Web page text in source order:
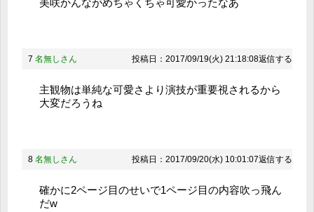
美咲かんながめちゃくちゃ可愛かったなあ
7 名無しさん 投稿日：2017/09/19(火) 21:18:08返信する
主観物は単純な可愛さより演技が重要視されるから
大変だろうね
8 名無しさん 投稿日：2017/09/20(水) 10:01:07返信する
確かに2ページ目のせいで1ページ目の内容吹っ飛ん
だw